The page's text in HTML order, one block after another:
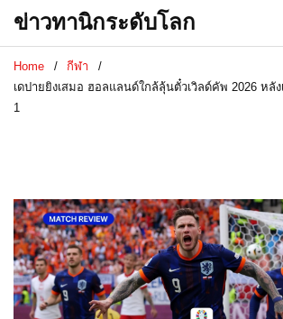
ข่าวทานิกระดับโลก
Home
กีฬา
เดปายยิงเสมอ ฮอลแลนด์ใกล้ลุ้นตั๋วเวิลด์คัพ 2026 หลั
1